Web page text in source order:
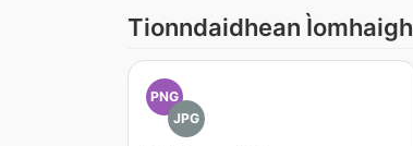
Tionndaidhean Ìomhaigh
PNG
JPG